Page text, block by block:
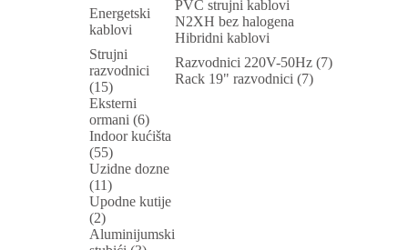
Energetski
kablovi
PVC strujni kablovi
N2XH bez halogena
Hibridni kablovi
Strujni
razvodnici
(15)
Razvodnici 220V-50Hz (7)
Rack 19" razvodnici (7)
Eksterni
ormani (6)
Indoor kućišta
(55)
Uzidne dozne
(11)
Upodne kutije
(2)
Aluminijumski